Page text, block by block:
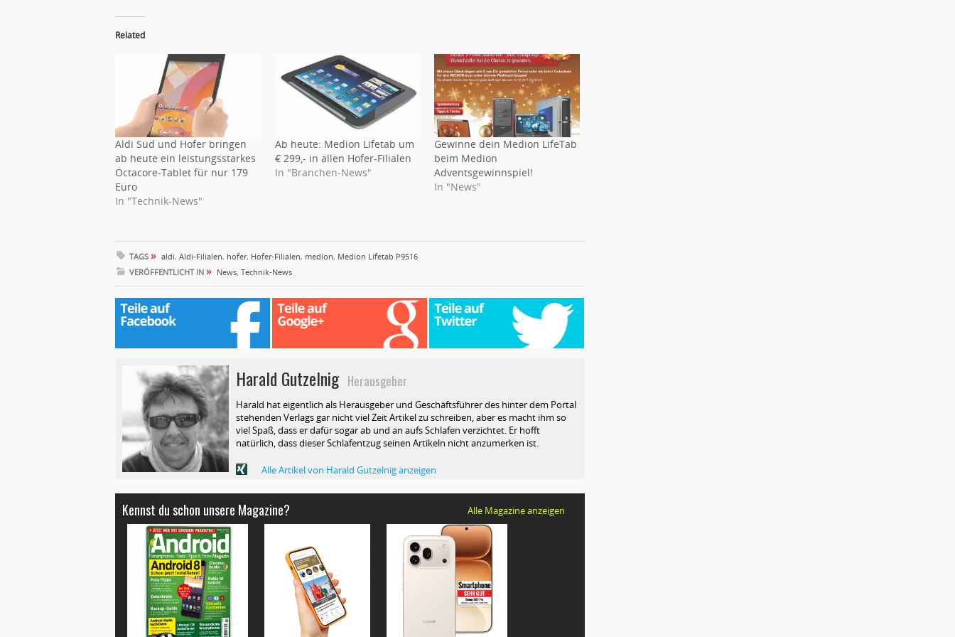
Related
Aldi Süd und Hofer bringen
ab heute ein leistungsstarkes
Octacore-Tablet für nur 179
Euro
In "Technik-News"
Ab heute: Medion Lifetab um
€ 299,- in allen Hofer-Filialen
In "Branchen-News"
Gewinne dein Medion LifeTab
beim Medion
Adventsgewinnspiel!
In "News"
TAGS » aldi, Aldi-Filialen, hofer, Hofer-Filialen, medion, Medion Lifetab P9516
VERÖFFENTLICHT IN » News, Technik-News
Harald GutzelnigHerausgeber
Harald hat eigentlich als Herausgeber und Geschäftsführer des hinter dem Portal
stehenden Verlags gar nicht viel Zeit Artikel zu schreiben, aber es macht ihm so
viel Spaß, dass er dafür sogar ab und an aufs Schlafen verzichtet. Er hofft
natürlich, dass dieser Schlafentzug seinen Artikeln nicht anzumerken ist.
Alle Artikel von Harald Gutzelnig anzeigen
Kennst du schon unsere Magazine? Alle Magazine anzeigen